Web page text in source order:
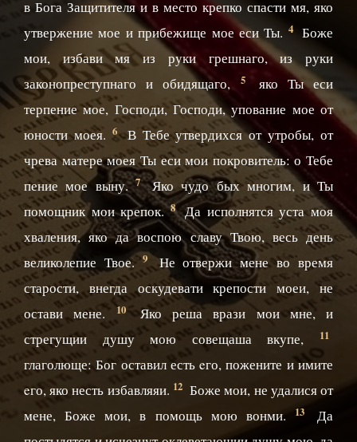
в Бога Защитителя и в место крепко спасти мя, яко
утвержение мое и прибежище мое еси Ты. 4
Боже
мои, избави мя из руки грешнаго, из руки
законопреступнаго и обидящаго, 5 яко Ты еси
терпение мое, Господи, Господи, упование мое от
юности моея. 6 В Тебе утвердихся от утробы, от
чрева матере моея Ты еси мои покровитель: о Тебе
пение мое выну.7 Яко чудо бых многим, и Ты
помощник мои крепок.8 Да исполнятся уста моя
хваления, яко да воспою славу Твою, весь день
великолепие Твое.9 Не отвержи мене во время
старости, внегда оскудевати крепости моеи, не
остави мене. 10 Яко реша врази мои мне, и
стрегущии душу мою совещаша вкупе,
11
глаголюще: Бог оставил есть eго, пожените и имите
eго, яко несть избавляяи. 12 Боже мои, не удалися от
мене, Боже мои, в помощь мою вонми.
13
Да